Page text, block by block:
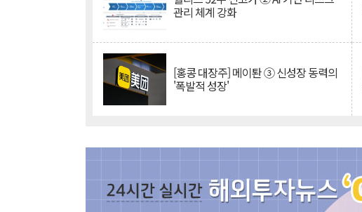
관리 체계 강화
[홍콩 대장주] 메이퇀 ③ 신성장 동력의
'폭발적 성장'